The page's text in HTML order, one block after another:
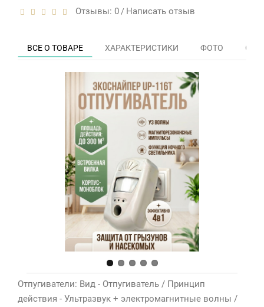
О магазине
Заявка на
опт
Мои
закладки
Сравнение
товаров
Отзывы: 0 / Написать отзыв
ВСЕ О ТОВАРЕ ХАРАКТЕРИСТИКИ ФОТО
Отпугиватели: Вид - Отпугиватель / Принцип
действия - Ультразвук + электромагнитные волны /